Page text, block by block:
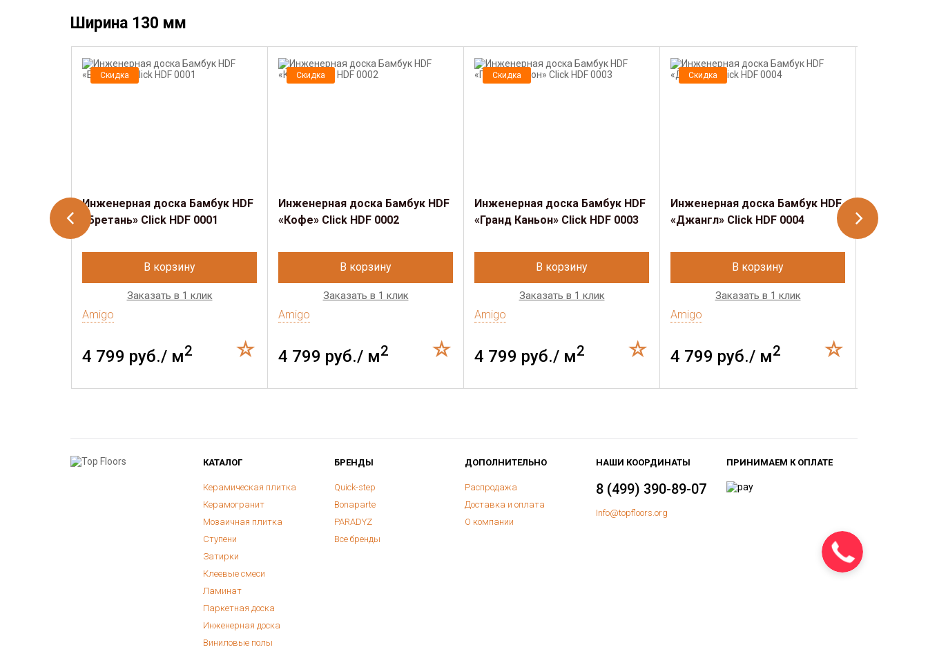
Ширина 130 мм
Скидка
Инженерная доска Бамбук HDF
«Бретань» Click HDF 0001
В корзину
Заказать в 1 клик
Amigo
4 799 руб./ м2
Скидка
Инженерная доска Бамбук HDF
«Кофе» Click HDF 0002
В корзину
Заказать в 1 клик
Amigo
4 799 руб./ м2
Скидка
Инженерная доска Бамбук HDF
«Гранд Каньон» Click HDF 0003
В корзину
Заказать в 1 клик
Amigo
4 799 руб./ м2
Скидка
Инженерная доска Бамбук HDF
«Джангл» Click HDF 0004
В корзину
Заказать в 1 клик
Amigo
4 799 руб./ м2
«Лагуна»
КАТАЛОГ
Керамическая плитка
Керамогранит
Мозаичная плитка
Ступени
Затирки
Клеевые смеси
Ламинат
Паркетная доска
Инженерная доска
Виниловые полы
БРЕНДЫ
Quick-step
Bonaparte
PARADYZ
Все бренды
ДОПОЛНИТЕЛЬНО
Распродажа
Доставка и оплата
О компании
НАШИ КООРДИНАТЫ
8 (499) 390-89-07
Info@topfloors.org
ПРИНИМАЕМ К ОПЛАТЕ